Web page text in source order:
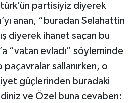
partisiyiz diyerek
anan, “buradan Selahattin
diyerek ihanet saçan bu
“vatan evladı” söyleminde
paçavralar sallanırken, o
güçlerinden buradaki
ve Özel buna cevaben: